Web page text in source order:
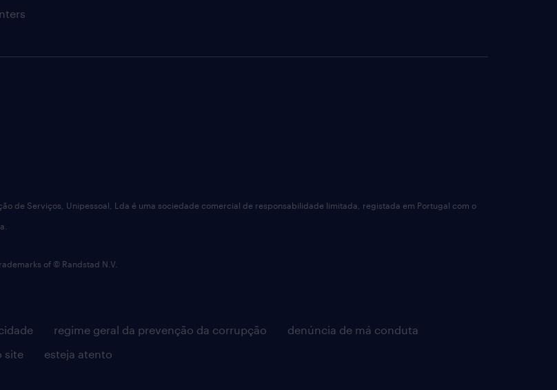
regime geral da prevenção da corrupção
denúncia de má conduta
site esteja atento
de Serviços, Unipessoal, Lda é uma sociedade comercial de responsabilidade limitada, registada em Portugal com o
of © Randstad N.V.